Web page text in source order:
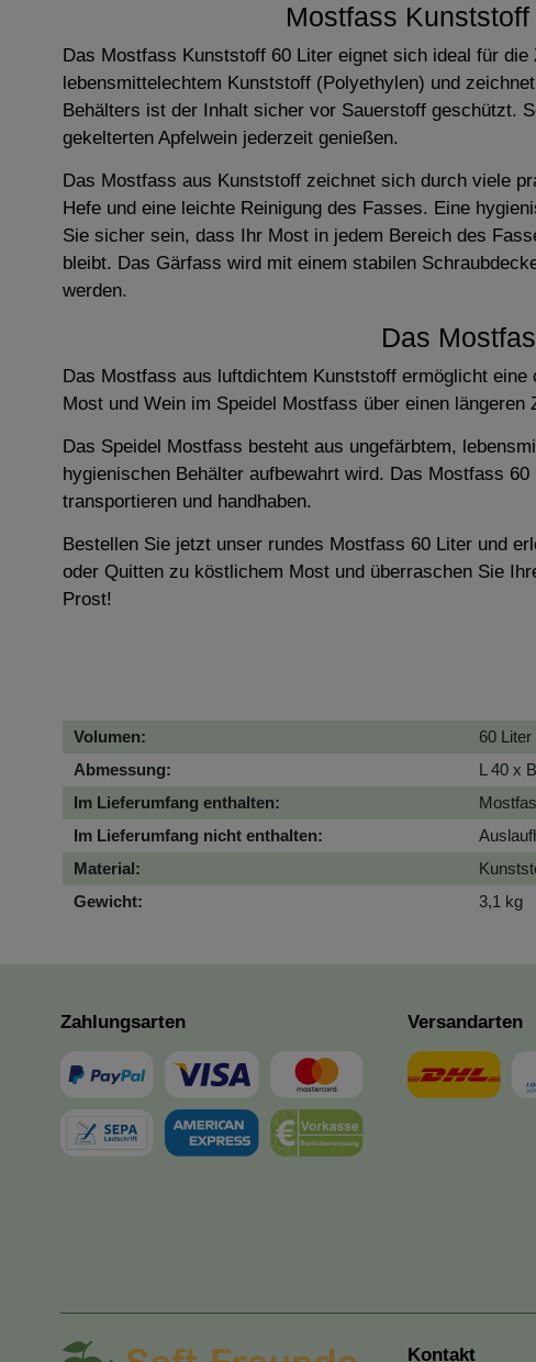
Mostfass
Das Mostfass Kunststoff 60 Liter eignet sich ideal für
lebensmittelechtem Kunststoff (Polyethylen) und
Behälters ist der Inhalt sicher vor Sauerstoff geschützt.
gekelterten Apfelwein jederzeit genießen.
Das Mostfass aus Kunststoff zeichnet sich durch viele
Hefe und eine leichte Reinigung des Fasses. Eine
Sie sicher sein, dass Ihr Most in jedem Bereich des
bleibt. Das Gärfass wird mit einem stabilen
werden.
Das
Das Mostfass aus luftdichtem Kunststoff ermöglicht
Most und Wein im Speidel Mostfass über einen
Das Speidel Mostfass besteht aus ungefärbtem,
hygienischen Behälter aufbewahrt wird. Das Mostfass
transportieren und handhaben.
Bestellen Sie jetzt unser rundes Mostfass 60 Liter und
oder Quitten zu köstlichem Most und überraschen Sie
Prost!
Volumen:
60
Abmessung:
L 40 x
Im Lieferumfang enthalten:
Im Lieferumfang nicht enthalten:
Material:
Gewicht:
3,1 kg
Zahlungsarten Versandarten
Kontakt